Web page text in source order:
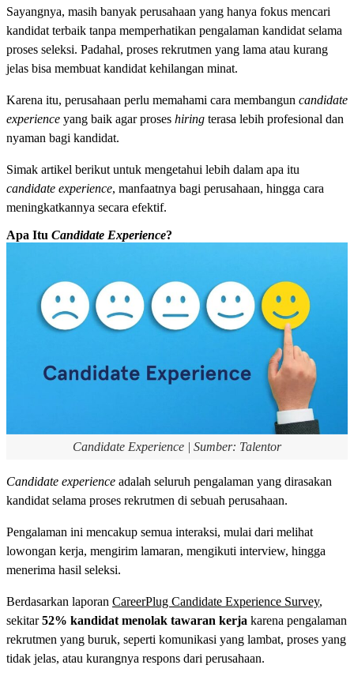
Sayangnya, masih banyak perusahaan yang hanya fokus mencari
kandidat terbaik tanpa memperhatikan pengalaman kandidat selama
proses seleksi. Padahal, proses rekrutmen yang lama atau kurang
jelas bisa membuat kandidat kehilangan minat.
Karena itu, perusahaan perlu memahami cara membangun candidate
experience yang baik agar proses hiring terasa lebih profesional dan
nyaman bagi kandidat.
Simak artikel berikut untuk mengetahui lebih dalam apa itu
candidate experience, manfaatnya bagi perusahaan, hingga cara
meningkatkannya secara efektif.
Apa Itu Candidate Experience?
Candidate Experience | Sumber: Talentor
Candidate experience adalah seluruh pengalaman yang dirasakan
kandidat selama proses rekrutmen di sebuah perusahaan.
Pengalaman ini mencakup semua interaksi, mulai dari melihat
lowongan kerja, mengirim lamaran, mengikuti interview, hingga
menerima hasil seleksi.
Berdasarkan laporan CareerPlug Candidate Experience Survey,
sekitar52% kandidat menolak tawaran kerja karena pengalaman
rekrutmen yang buruk, seperti komunikasi yang lambat, proses yang
tidak jelas, atau kurangnya respons dari perusahaan.